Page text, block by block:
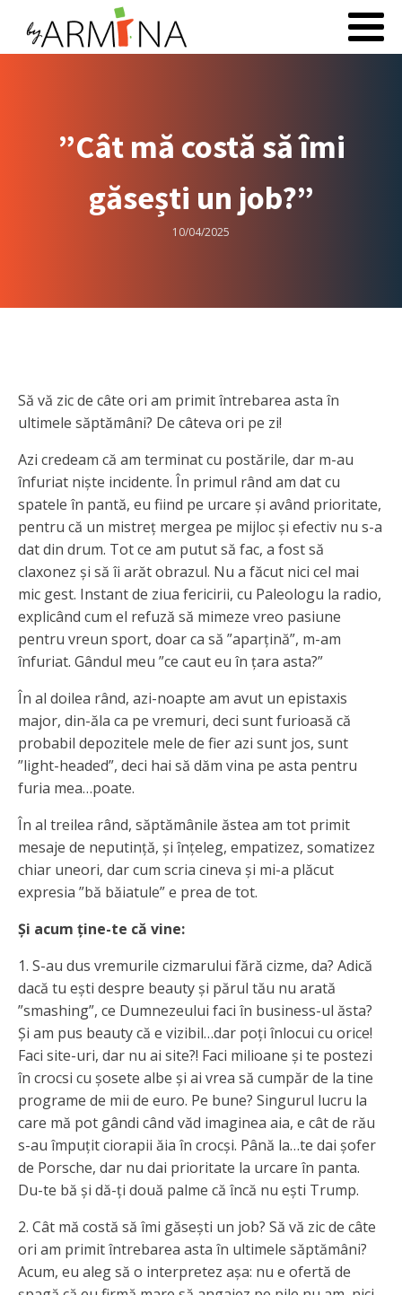
”Cât mă costă să îmi
găsești un job?”
10/04/2025
Să vă zic de câte ori am primit întrebarea asta în
ultimele săptămâni? De câteva ori pe zi!
Azi credeam că am terminat cu postările, dar m-au
înfuriat niște incidente. În primul rând am dat cu
spatele în pantă, eu fiind pe urcare și având prioritate,
pentru că un mistreț mergea pe mijloc și efectiv nu s-a
dat din drum. Tot ce am putut să fac, a fost să
claxonez și să îi arăt obrazul. Nu a făcut nici cel mai
mic gest. Instant de ziua fericirii, cu Paleologu la radio,
explicând cum el refuză să mimeze vreo pasiune
pentru vreun sport, doar ca să ”aparțină”, m-am
înfuriat. Gândul meu ”ce caut eu în țara asta?”
În al doilea rând, azi-noapte am avut un epistaxis
major, din-ăla ca pe vremuri, deci sunt furioasă că
probabil depozitele mele de fier azi sunt jos, sunt
”light-headed”, deci hai să dăm vina pe asta pentru
furia mea…poate.
În al treilea rând, săptămânile ăstea am tot primit
mesaje de neputință, și înțeleg, empatizez, somatizez
chiar uneori, dar cum scria cineva și mi-a plăcut
expresia ”bă băiatule” e prea de tot.
Și acum ține-te că vine:
1. S-au dus vremurile cizmarului fără cizme, da? Adică
dacă tu ești despre beauty și părul tău nu arată
”smashing”, ce Dumnezeului faci în business-ul ăsta?
Și am pus beauty că e vizibil…dar poți înlocui cu orice!
Faci site-uri, dar nu ai site?! Faci milioane și te postezi
în crocsi cu șosete albe și ai vrea să cumpăr de la tine
programe de mii de euro. Pe bune? Singurul lucru la
care mă pot gândi când văd imaginea aia, e cât de rău
s-au împuțit ciorapii ăia în crocși. Până la…te dai șofer
de Porsche, dar nu dai prioritate la urcare în panta.
Du-te bă și dă-ți două palme că încă nu ești Trump.
2. Cât mă costă să îmi găsești un job? Să vă zic de câte
ori am primit întrebarea asta în ultimele săptămâni?
Acum, eu aleg să o interpretez așa: nu e ofertă de